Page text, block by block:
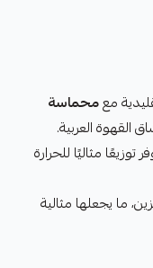
معمحماسة
العربية.
توزيعًا مثاليًا للحرارة
ما يجعلها مثالية